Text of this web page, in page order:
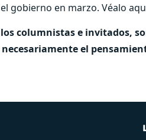
gobierno en marzo. Véalo
columnistas e invitados,
el